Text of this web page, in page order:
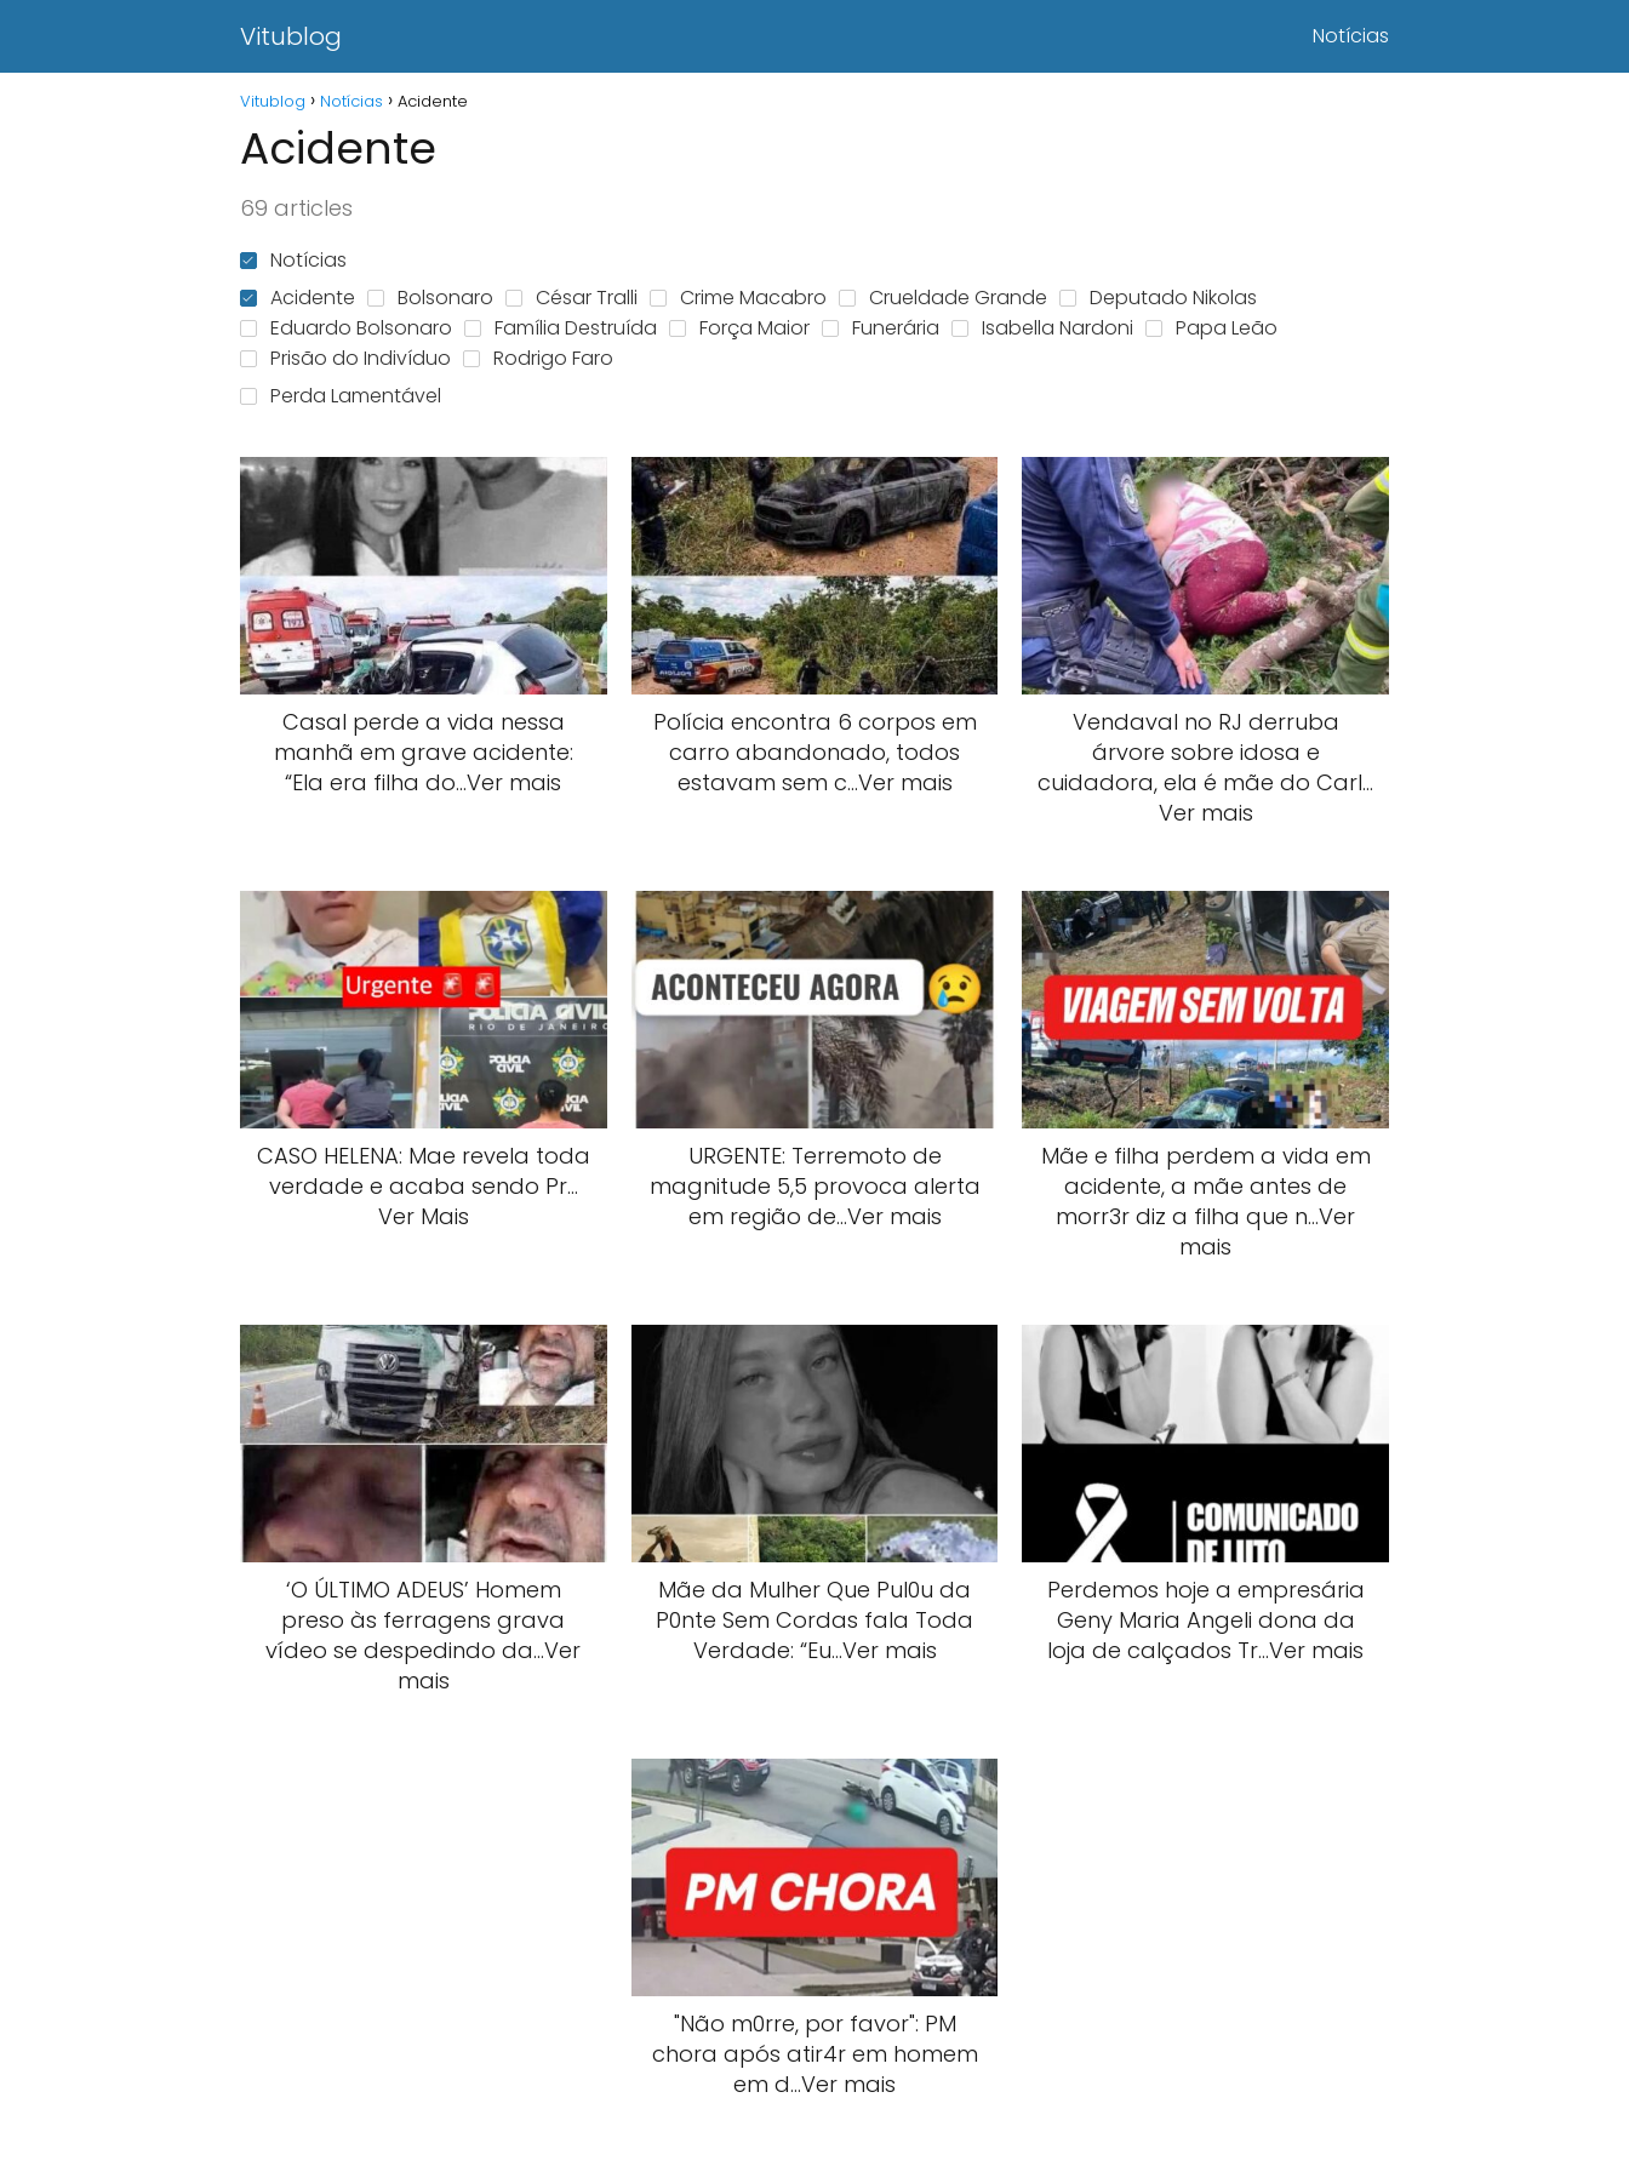
Vitublog Notícias
Vitublog Notícias Acidente
Acidente
69 articles
Notícias
Acidente
Bolsonaro César Tralli Crime Macabro Crueldade Grande
Deputado Nikolas
Eduardo Bolsonaro
Família Destruída Força Maior Funerária Isabella Nardoni
Papa Leão
Prisão do Indivíduo
Rodrigo Faro
Perda Lamentável
Casal perde a vida nessa
manhã em grave acidente:
“Ela era filha do…Ver mais
Polícia encontra 6 corpos em
carro abandonado, todos
estavam sem c…Ver mais
Vendaval no RJ derruba
árvore sobre idosa e
cuidadora, ela é mãe do Carl…
Ver mais
CASO HELENA: Mae revela toda
verdade e acaba sendo Pr…
Ver Mais
URGENTE: Terremoto de
magnitude 5,5 provoca alerta
em região de…Ver mais
Mãe e filha perdem a vida em
acidente, a mãe antes de
morr3r diz a filha que n…Ver
mais
‘O ÚLTIMO ADEUS’ Homem
preso às ferragens grava
vídeo se despedindo da…Ver
mais
Mãe da Mulher Que Pul0u da
P0nte Sem Cordas fala Toda
Verdade: “Eu…Ver mais
Perdemos hoje a empresária
Geny Maria Angeli dona da
loja de calçados Tr…Ver mais
"Não m0rre, por favor": PM
chora após atir4r em homem
em d…Ver mais